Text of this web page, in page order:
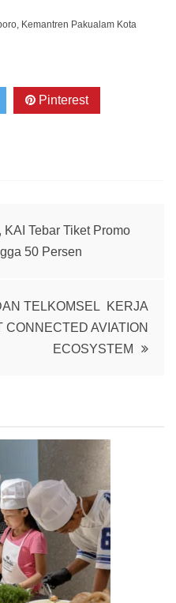
, Kemantren Pakualam Kota
Pinterest
Tebar Tiket Promo
50 Persen
TELKOMSEL KERJA
AVIATION
ECOSYSTEM